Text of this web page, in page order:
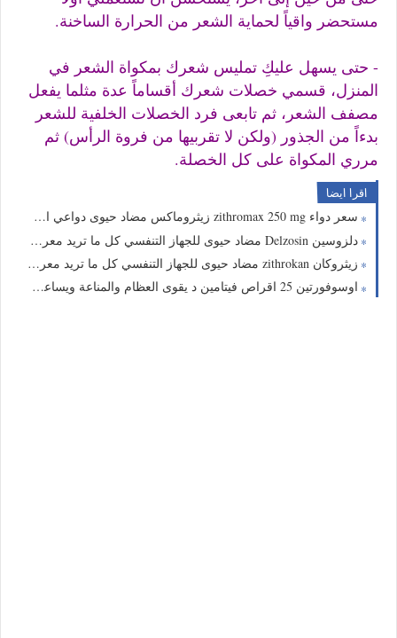
مستحضر واقياً لحماية الشعر من الحرارة الساخنة.
- حتى يسهل عليكِ تمليس شعرك بمكواة الشعر في
المنزل، قسمي خصلات شعرك أقساماً عدة مثلما يفعل
مصفف الشعر، ثم تابعى فرد الخصلات الخلفية للشعر
بدءاً من الجذور (ولكن لا تقربيها من فروة الرأس) ثم
مرري المكواة على كل الخصلة.
اقرا ايضا
سعر دواء zithromax 250 mg زيثروماكس مضاد حيوى دواعي الاستعمال
دلزوسين Delzosin مضاد حيوى للجهاز التنفسي كل ما تريد معرفته عن دلزوسين
زيثروكان zithrokan مضاد حيوى للجهاز التنفسي كل ما تريد معرفته عن زيثروكان
اوسوفورتين 25 اقراص فيتامين د يقوى العظام والمناعة ويساعد فى مكافحة كورونا كل ما تريد معرفته ossofortin